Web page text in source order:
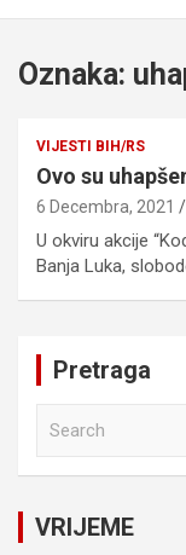
Oznaka:
VIJESTI BIH/RS
Ovo su
6 Decembra, 2021
U okviru akcije
Banja Luka,
Pretraga
c
h
VRIJEME